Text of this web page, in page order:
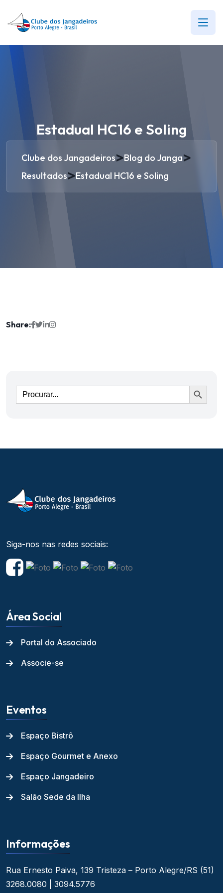
Estadual HC16 e Soling
Clube dos Jangadeiros>Blog do Janga>
Resultados>Estadual HC16 e Soling
Share:
Ir
Siga-nos nas redes sociais:
Área Social
Portal do Associado
Associe-se
Eventos
Espaço Bistrô
Espaço Gourmet e Anexo
Espaço Jangadeiro
Salão Sede da Ilha
Informações
Rua Ernesto Paiva, 139 Tristeza – Porto Alegre/RS (51)
3268.0080 | 3094.5776